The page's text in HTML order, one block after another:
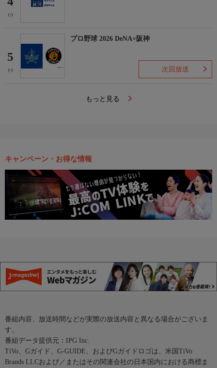
(-)
5
(-)
プロ野球 2026 DeNA×阪神
次回放送
もっと見る
キャンペーン・お得な情報
番組内容、放送時間などが実際の放送内容と異なる場合がございま
す。
番組データ提供元：IPG Inc.
TiVo、Gガイド、G-GUIDE、およびGガイドロゴは、米国TiVo
Brands LLCおよび／またはその関連会社の日本国内における商標ま